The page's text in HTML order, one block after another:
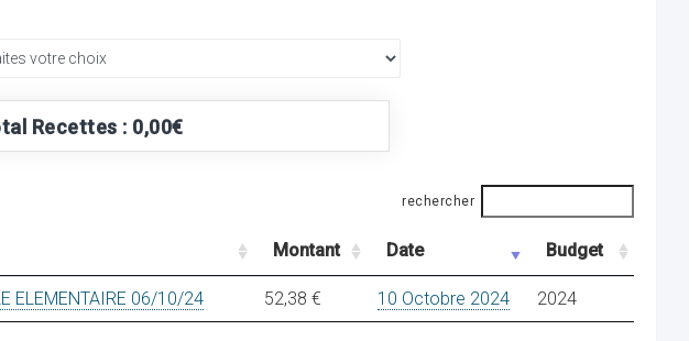
Recettes : 0,00€
rechercher
Montant Date Budget
ELEMENTAIRE 06/10/24 52,38 € 10 Octobre 2024 2024